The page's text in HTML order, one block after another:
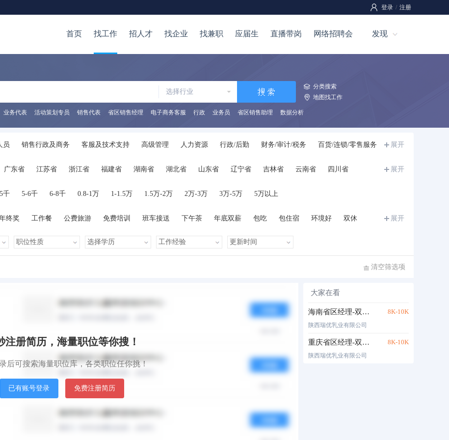
登录 / 注册
首页 找工作 招人才 找企业 找兼职 应届生 直播带岗 网络招聘会 发现
选择行业
分类搜索
地图找工作
业务代表 活动策划专员 销售代表 省区销售经理 电子商务客服 行政 业务员 省区销售助理 数据分析
员 销售行政及商务 客服及技术支持 高级管理 人力资源 行政/后勤 财务/审计/税务
百货/连锁/零售服务
IT-管理 计算机软件 计算机硬件 影视/媒体 翻译 在校学生 储备干部/培训生/实习生 兼职
展开
广东省 江苏省 浙江省 福建省 湖南省 湖北省 山东省 辽宁省 吉林省 云南省
四川省
展开
千 5-6千 6-8千 0.8-1万 1-1.5万 1.5万-2万 2万-3万 3万-5万 5万以上
终奖 工作餐 公费旅游 免费培训 班车接送 下午茶 年底双薪 包吃 包住宿 环境好
双休
展开
清空筛选项
注册简历，海量职位等你搜！
后可搜索海量职位库，各类职位任你挑！
已有账号登录 免费注册简历
大家在看
海南省区经理-双休五险 8K-10K
陕西瑞优乳业有限公司
重庆省区经理-双休五险 8K-10K
陕西瑞优乳业有限公司